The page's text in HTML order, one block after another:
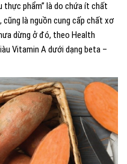
thực phẩm” là do chứa ít chất
là nguồn cung cấp chất xơ
dừng ở đó, theo Health
Vitamin A dưới dạng beta –